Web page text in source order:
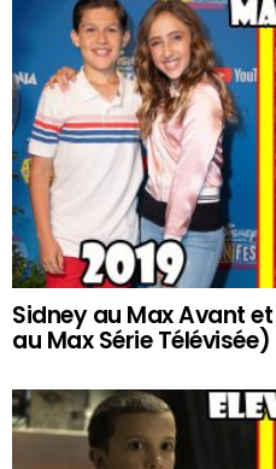
Sidney au Max Avant
au Max Série Télévisée)